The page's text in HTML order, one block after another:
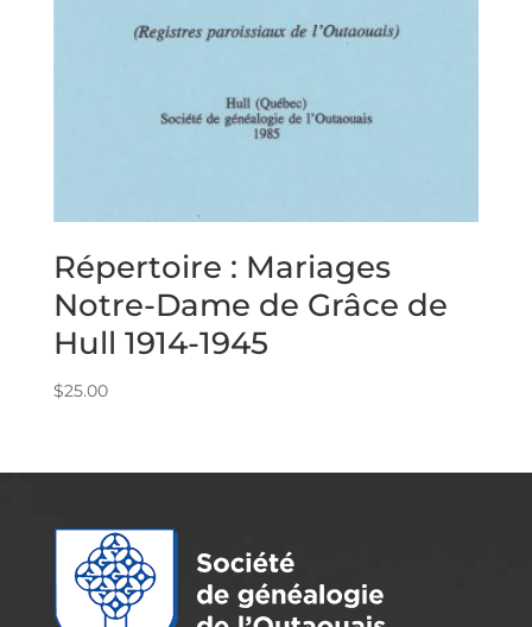
Répertoire : Mariages
Notre-Dame de Grâce de
Hull 1914-1945
$25.00